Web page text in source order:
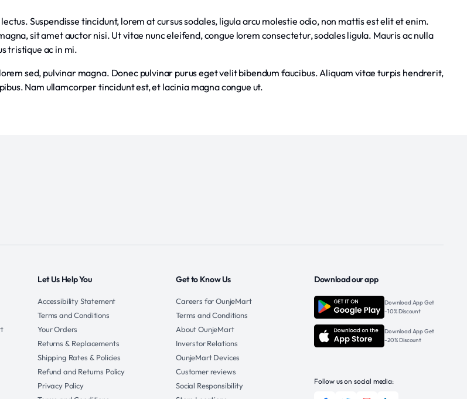
Suspendisse tincidunt, lorem at cursus sodales, ligula arcu molestie odio, non mattis est elit et enim.
sit amet auctor nisi. Ut vitae nunc eleifend, congue lorem consectetur, sodales ligula. Mauris ac nulla
tristique ac in mi.
sed, pulvinar magna. Donec pulvinar purus eget velit bibendum faucibus. Aliquam vitae turpis hendrerit,
Nam ullamcorper tincidunt est, et lacinia magna congue ut.
Let Us Help You
Accessibility Statement
Terms and Conditions
Your Orders
Returns & Replacements
Shipping Rates & Policies
Refund and Returns Policy
Privacy Policy
Get to Know Us
Careers for OunjeMart
Terms and Conditions
About OunjeMart
Inverstor Relations
OunjeMart Devices
Customer reviews
Social Responsibility
Download our app
Download App Get
-10% Discount
Download App Get
-20% Discount
Follow us on social media: